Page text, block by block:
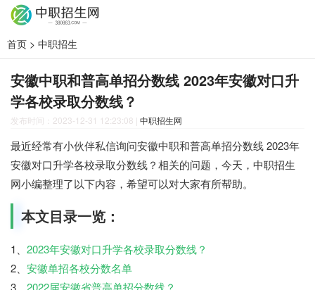
首页 > 中职招生
安徽中职和普高单招分数线 2023年安徽对口升
学各校录取分数线？
发布时间：2023-12-31 12:23:08 | 中职招生网
最近经常有小伙伴私信询问安徽中职和普高单招分数线 2023年
安徽对口升学各校录取分数线？相关的问题，今天，中职招生
网小编整理了以下内容，希望可以对大家有所帮助。
本文目录一览：
1、 2023年安徽对口升学各校录取分数线？
2、 安徽单招各校分数名单
3、 2022届安徽省普高单招分数线？